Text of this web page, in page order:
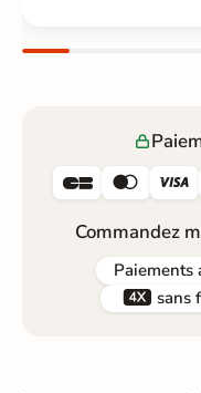
  
Commandez
Paiements
 sans